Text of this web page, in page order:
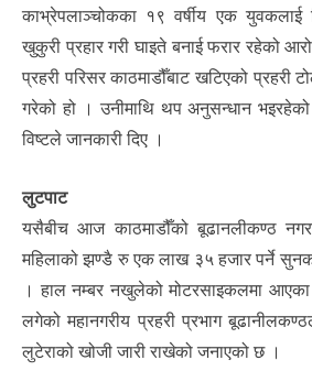
काभ्रेपलाञ्चोकका १९ वर्षीय एक
खुकुरी प्रहार गरी घाइते बनाई फरार रहेको
प्रहरी परिसर काठमाडौँबाट खटिएको
गरेको हो । उनीमाथि थप अनुसन्धान
विष्टले जानकारी दिए ।
लुटपाट
यसैबीच आज काठमाडौँको बूढानलीकण्ठ
महिलाको झण्डै रु एक लाख ३५ हजार पर्ने
। हाल नम्बर नखुलेको मोटरसाइकलमा
लगेको महानगरीय प्रहरी प्रभाग
लुटेराको खोजी जारी राखेको जनाएको छ ।